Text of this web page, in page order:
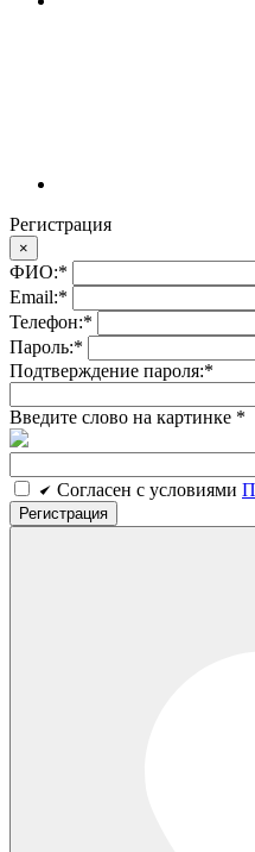
Регистрация
×
ФИО:*
Email:*
Телефон:*
Пароль:*
Подтверждение пароля:*
Введите слово на картинке *
Cогласен c условиями